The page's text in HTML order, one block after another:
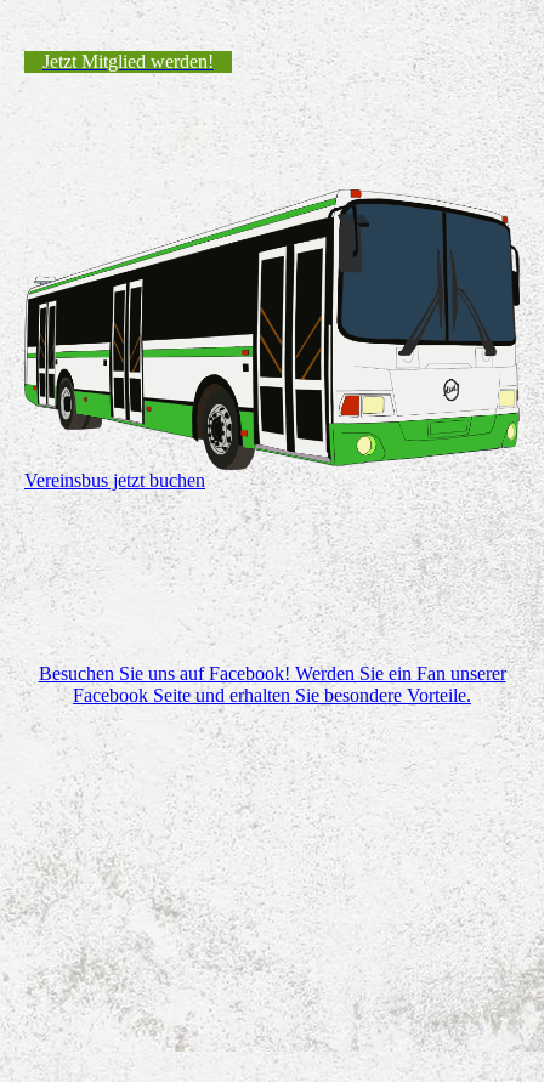
Jetzt Mitglied werden!
Vereinsbus jetzt buchen
Besuchen Sie uns auf Facebook! Werden Sie ein Fan unserer
Facebook Seite und erhalten Sie besondere Vorteile.